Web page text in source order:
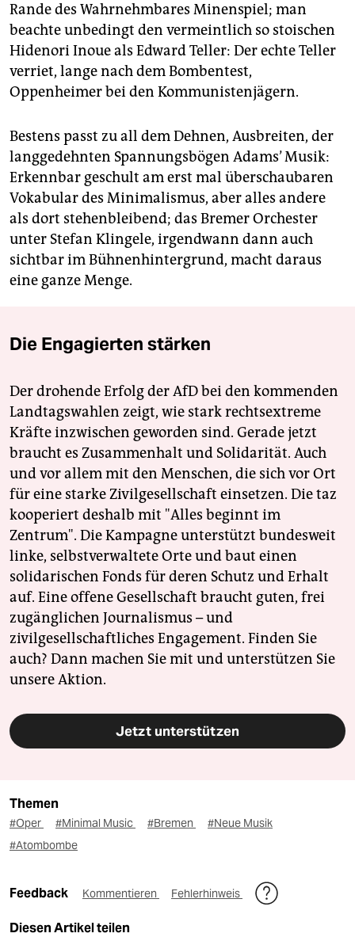
Rande des Wahrnehmbares Minenspiel; man
beachte unbedingt den vermeintlich so stoischen
Hidenori Inoue als Edward Teller: Der echte Teller
verriet, lange nach dem Bombentest,
Oppenheimer bei den Kommunistenjägern.
Bestens passt zu all dem Dehnen, Ausbreiten, der
langgedehnten Spannungsbögen Adams’ Musik:
Erkennbar geschult am erst mal überschaubaren
Vokabular des Minimalismus, aber alles andere
als dort stehenbleibend; das Bremer Orchester
unter Stefan Klingele, irgendwann dann auch
sichtbar im Bühnenhintergrund, macht daraus
eine ganze Menge.
Die Engagierten stärken
Der drohende Erfolg der AfD bei den kommenden
Landtagswahlen zeigt, wie stark rechtsextreme
Kräfte inzwischen geworden sind. Gerade jetzt
braucht es Zusammenhalt und Solidarität. Auch
und vor allem mit den Menschen, die sich vor Ort
für eine starke Zivilgesellschaft einsetzen. Die taz
kooperiert deshalb mit "Alles beginnt im
Zentrum". Die Kampagne unterstützt bundesweit
linke, selbstverwaltete Orte und baut einen
solidarischen Fonds für deren Schutz und Erhalt
auf. Eine offene Gesellschaft braucht guten, frei
zugänglichen Journalismus – und
zivilgesellschaftliches Engagement. Finden Sie
auch? Dann machen Sie mit und unterstützen Sie
unsere Aktion.
Jetzt unterstützen
Themen
#Oper #Minimal Music #Bremen
#Neue Musik
#Atombombe
Feedback Kommentieren Fehlerhinweis
Diesen Artikel teilen